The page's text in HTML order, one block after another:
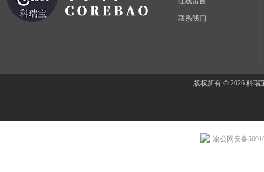
联系我们
版权所有 © 2026 科
渝公网安备